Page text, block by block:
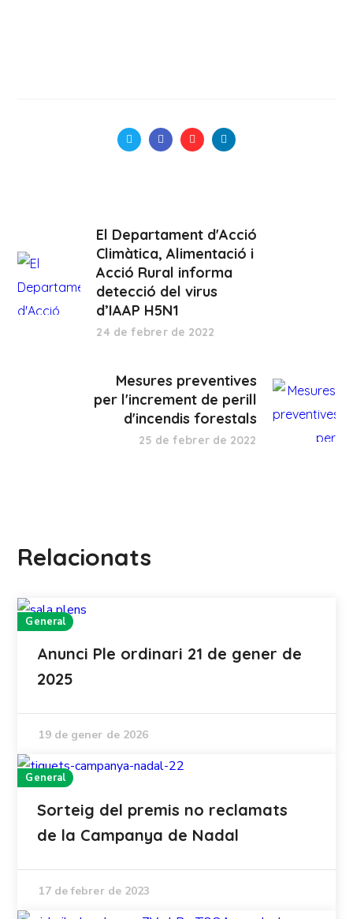
El Departament d'Acció
Climàtica, Alimentació i
Acció Rural informa
detecció del virus
d’IAAP H5N1
24 de febrer de 2022
Mesures preventives
per l'increment de perill
d'incendis forestals
25 de febrer de 2022
Relacionats
General
Anunci Ple ordinari 21 de gener de
2025
19 de gener de 2026
General
Sorteig del premis no reclamats
de la Campanya de Nadal
17 de febrer de 2023